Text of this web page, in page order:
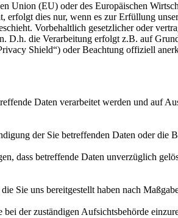
Union (EU) oder des Europäischen
dies nur, wenn es zur Erfüllung
Vorbehaltlich gesetzlicher oder
D.h. die Verarbeitung erfolgt z.B. auf
Shield“) oder Beachtung offiziell
Daten verarbeitet werden und auf
der Sie betreffenden Daten oder die
dass betreffende Daten unverzüglich
Sie uns bereitgestellt haben nach
der zuständigen Aufsichtsbehörde